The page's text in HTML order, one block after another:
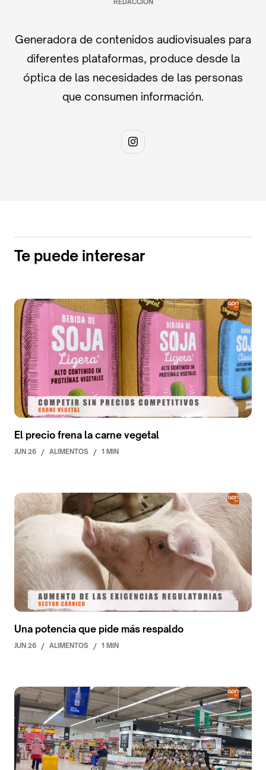
Generadora de contenidos audiovisuales para
diferentes plataformas, produce desde la
óptica de las necesidades de las personas
que consumen información.
Te puede interesar
El precio frena la carne vegetal
JUN 26 / ALIMENTOS / 1 MIN
Una potencia que pide más respaldo
JUN 26 / ALIMENTOS / 1 MIN